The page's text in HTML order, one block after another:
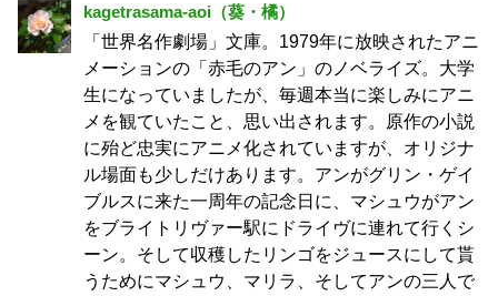
kagetrasama-aoi（葵・橘）
「世界名作劇場」文庫。1979年に放映されたアニ
メーションの「赤毛のアン」のノベライズ。大学
生になっていましたが、毎週本当に楽しみにアニ
メを観ていたこと、思い出されます。原作の小説
に殆ど忠実にアニメ化されていますが、オリジナ
ル場面も少しだけあります。アンがグリン・ゲイ
ブルスに来た一周年の記念日に、マシュウがアン
をブライトリヴァー駅にドライヴに連れて行くシ
ーン。そして収穫したリンゴをジュースにして貰
うためにマシュウ、マリラ、そしてアンの三人で